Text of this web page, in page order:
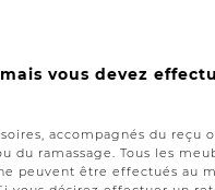
vous devez
accompagnés du
du ramassage. Tous les
peuvent être effectués au